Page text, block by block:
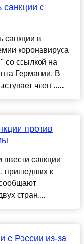
санкции с
санкции в
коронавируса
со ссылкой на
Германии. В
член ......
против
санкции
пришедших к
сообщают
стран....
с России из-за